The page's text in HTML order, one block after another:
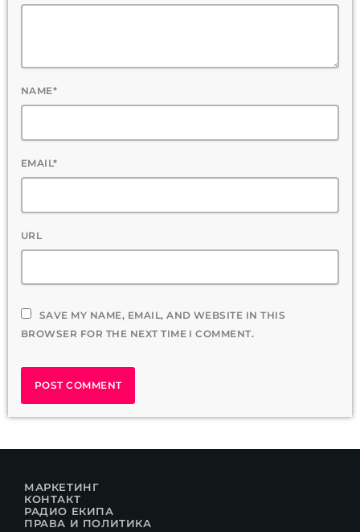
NAME*
EMAIL*
URL
SAVE MY NAME, EMAIL, AND WEBSITE IN THIS
BROWSER FOR THE NEXT TIME I COMMENT.
МАРКЕТИНГ
КОНТАКТ
РАДИО ЕКИПА
ПРАВА И ПОЛИТИКА